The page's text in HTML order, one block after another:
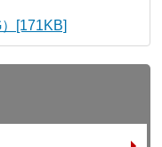
[171KB]